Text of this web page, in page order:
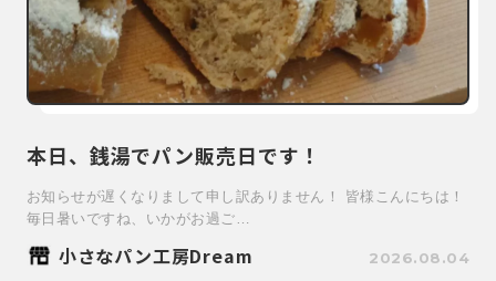
本日、銭湯でパン販売日です！
お知らせが遅くなりまして申し訳ありません！ 皆様こんにちは！
毎日暑いですね、いかがお過ご…
小さなパン工房Dream 2026.08.04